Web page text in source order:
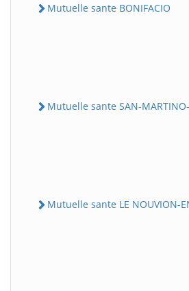
Mutuelle sante BONIFACIO
Mutuelle sante SAN-
Mutuelle sante LE NOUVION-